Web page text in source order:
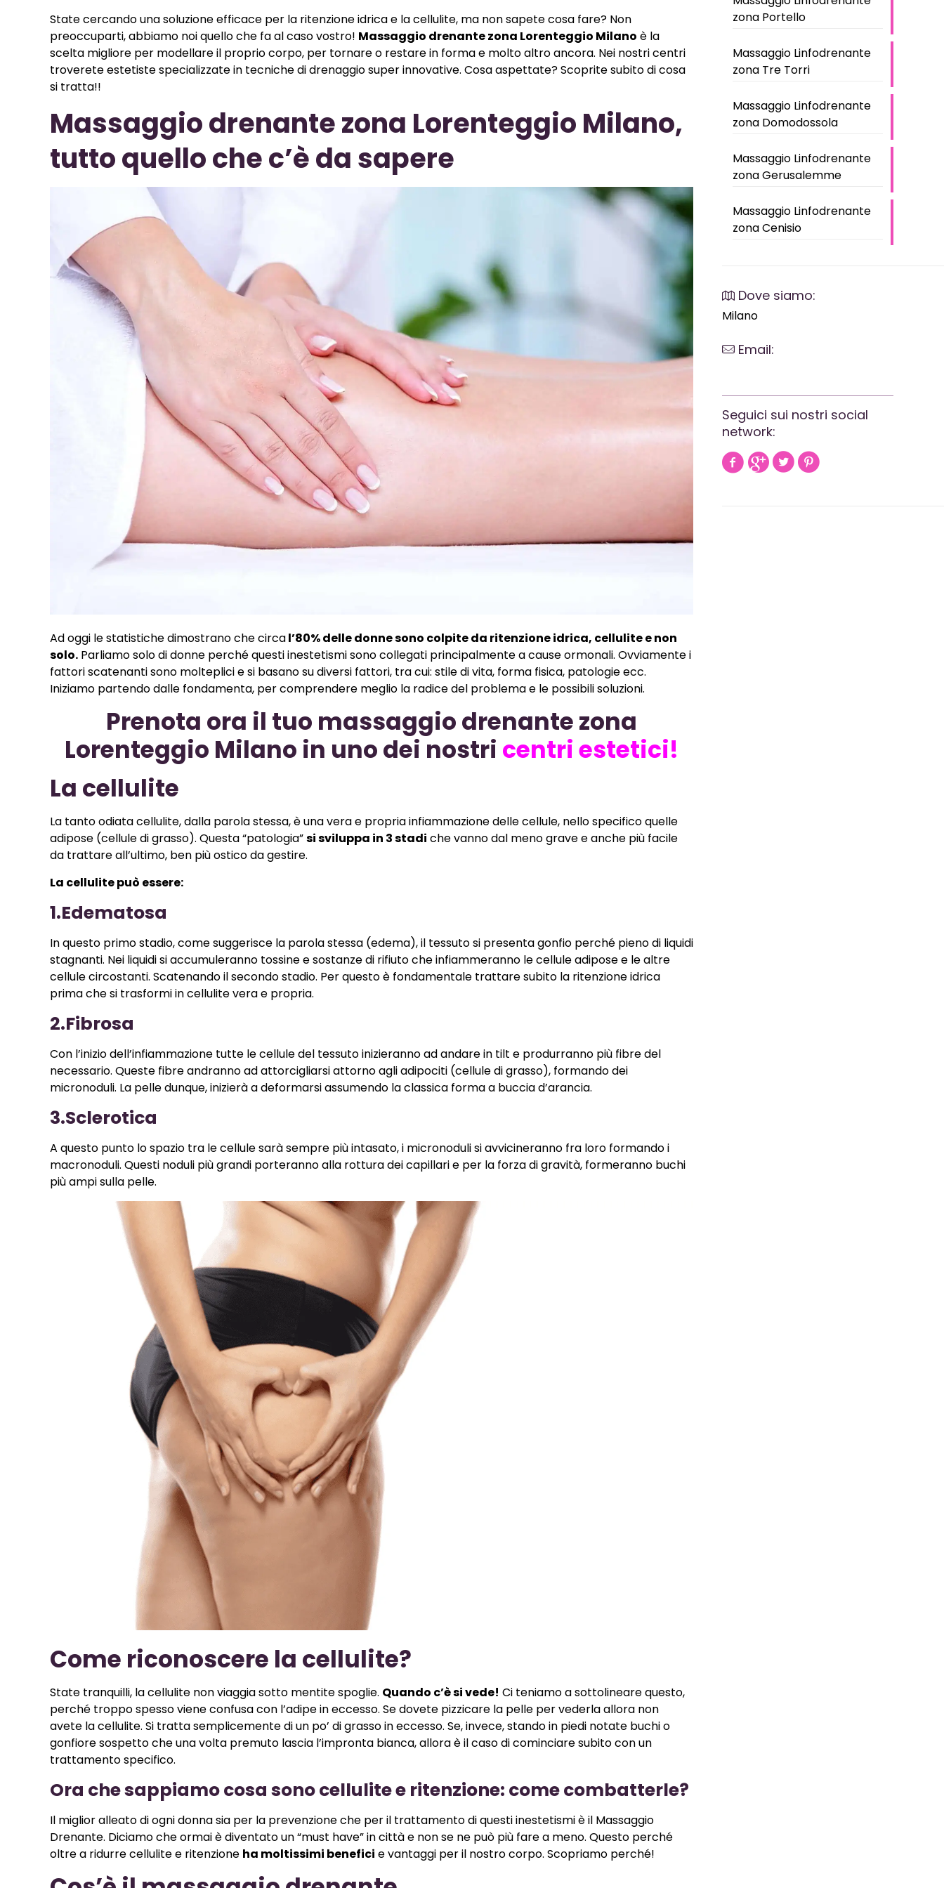
State cercando una soluzione efficace per la ritenzione idrica e la cellulite, ma non sapete cosa fare? Non
preoccuparti, abbiamo noi quello che fa al caso vostro! Massaggio drenante zona Lorenteggio Milano è la
scelta migliore per modellare il proprio corpo, per tornare o restare in forma e molto altro ancora. Nei nostri centri
troverete estetiste specializzate in tecniche di drenaggio super innovative. Cosa aspettate? Scoprite subito di cosa
si tratta!!
Massaggio drenante zona Lorenteggio Milano,
tutto quello che c’è da sapere
Ad oggi le statistiche dimostrano che circal’80% delle donne sono colpite da ritenzione idrica, cellulite e non
solo. Parliamo solo di donne perché questi inestetismi sono collegati principalmente a cause ormonali. Ovviamente i
fattori scatenanti sono molteplici e si basano su diversi fattori, tra cui: stile di vita, forma fisica, patologie ecc.
Iniziamo partendo dalle fondamenta, per comprendere meglio la radice del problema e le possibili soluzioni.
Prenota ora il tuo massaggio drenante zona
Lorenteggio Milano in uno dei nostri centri estetici!
La cellulite
La tanto odiata cellulite, dalla parola stessa, è una vera e propria infiammazione delle cellule, nello specifico quelle
adipose (cellule di grasso). Questa “patologia”si sviluppa in 3 stadi che vanno dal meno grave e anche più facile
da trattare all’ultimo, ben più ostico da gestire.
La cellulite può essere:
1.Edematosa
In questo primo stadio, come suggerisce la parola stessa (edema), il tessuto si presenta gonfio perché pieno di liquidi
stagnanti. Nei liquidi si accumuleranno tossine e sostanze di rifiuto che infiammeranno le cellule adipose e le altre
cellule circostanti. Scatenando il secondo stadio. Per questo è fondamentale trattare subito la ritenzione idrica
prima che si trasformi in cellulite vera e propria.
2.Fibrosa
Con l’inizio dell’infiammazione tutte le cellule del tessuto inizieranno ad andare in tilt e produrranno più fibre del
necessario. Queste fibre andranno ad attorcigliarsi attorno agli adipociti (cellule di grasso), formando dei
micronoduli. La pelle dunque, inizierà a deformarsi assumendo la classica forma a buccia d’arancia.
3.Sclerotica
A questo punto lo spazio tra le cellule sarà sempre più intasato, i micronoduli si avvicineranno fra loro formando i
macronoduli. Questi noduli più grandi porteranno alla rottura dei capillari e per la forza di gravità, formeranno buchi
più ampi sulla pelle.
Come riconoscere la cellulite?
State tranquilli, la cellulite non viaggia sotto mentite spoglie. Quando c’è si vede! Ci teniamo a sottolineare questo,
perché troppo spesso viene confusa con l’adipe in eccesso. Se dovete pizzicare la pelle per vederla allora non
avete la cellulite. Si tratta semplicemente di un po’ di grasso in eccesso. Se, invece, stando in piedi notate buchi o
gonfiore sospetto che una volta premuto lascia l’impronta bianca, allora è il caso di cominciare subito con un
trattamento specifico.
Ora che sappiamo cosa sono cellulite e ritenzione: come combatterle?
Il miglior alleato di ogni donna sia per la prevenzione che per il trattamento di questi inestetismi è il Massaggio
Drenante. Diciamo che ormai è diventato un “must have” in città e non se ne può più fare a meno. Questo perché
oltre a ridurre cellulite e ritenzione ha moltissimi benefici e vantaggi per il nostro corpo. Scopriamo perché!
zona Portello
Massaggio Linfodrenante
zona Tre Torri
Massaggio Linfodrenante
zona Domodossola
Massaggio Linfodrenante
zona Gerusalemme
Massaggio Linfodrenante
zona Cenisio
Dove siamo:
Milano
Email:
Seguici sui nostri social
network: